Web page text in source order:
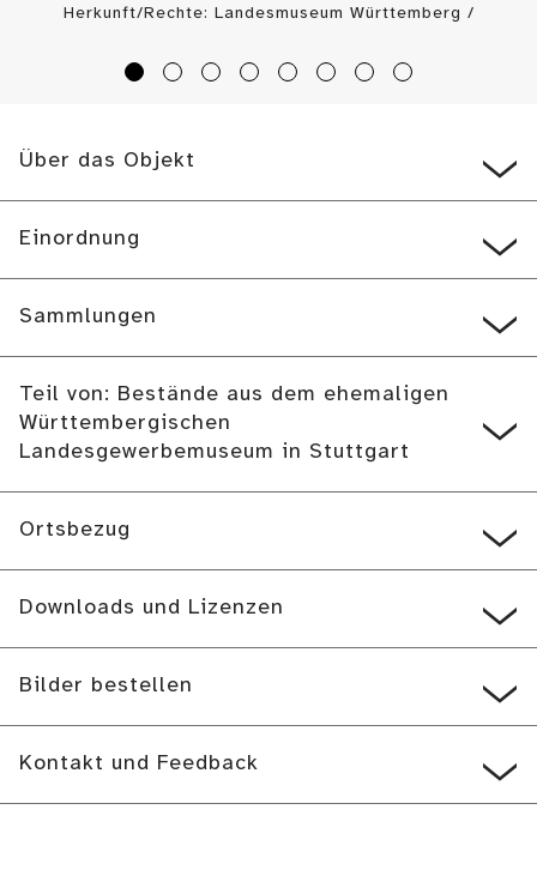
Herkunft/Rechte: Landesmuseum Württemberg /
Über das Objekt
Einordnung
Sammlungen
Teil von: Bestände aus dem ehemaligen
Württembergischen
Landesgewerbemuseum in Stuttgart
Ortsbezug
Downloads und Lizenzen
Bilder bestellen
Kontakt und Feedback